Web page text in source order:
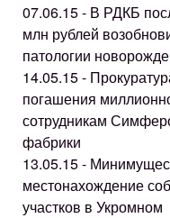
07.06.15 - В РДКБ
млн рублей
патологии
14.05.15 -
погашения
сотрудникам
фабрики
13.05.15 -
местонахождение
участков в Укромном